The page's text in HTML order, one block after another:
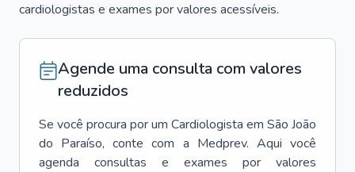
cardiologistas e exames por valores acessíveis.
Agende uma consulta com valores
reduzidos
Se você procura por um Cardiologista em São João
do Paraíso, conte com a Medprev. Aqui você
agenda consultas e exames por valores